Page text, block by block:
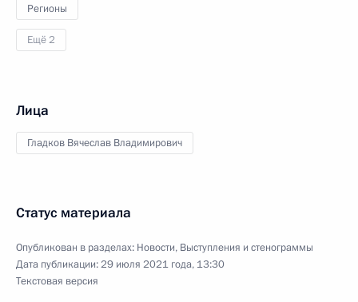
Регионы
Ещё 2
Лица
Гладков Вячеслав Владимирович
Статус материала
Опубликован в разделах: Новости, Выступления и стенограммы
Дата публикации:29 июля 2021 года, 13:30
Текстовая версия